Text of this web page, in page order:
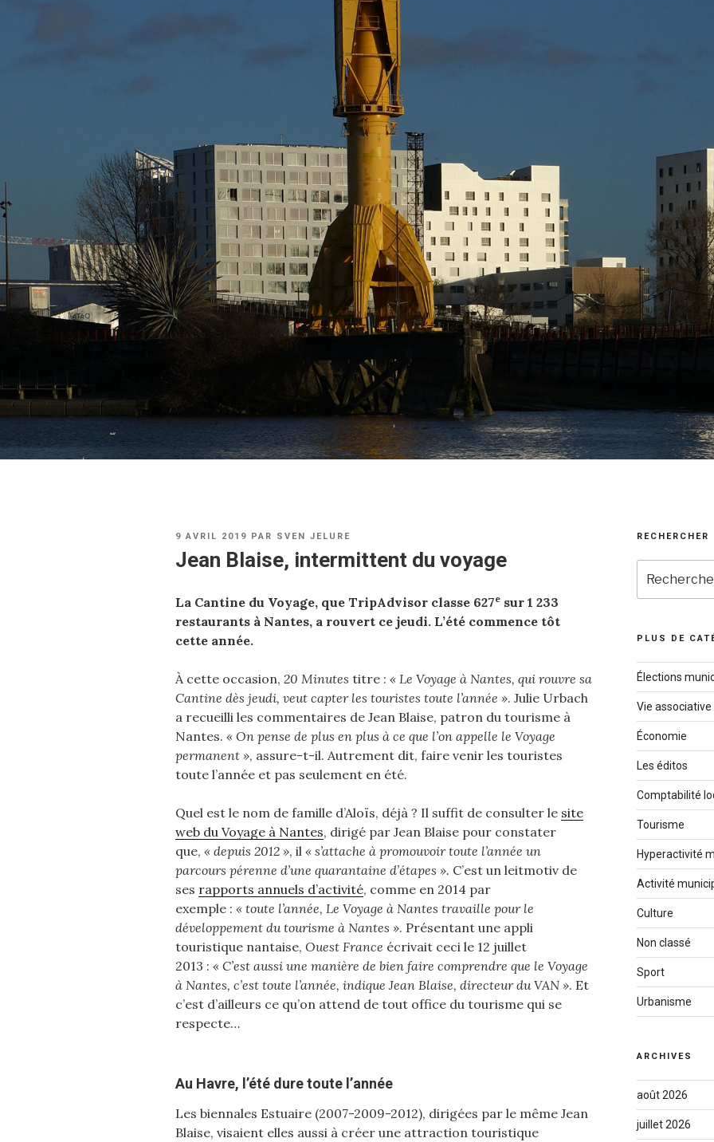
PUBLIÉ
9 AVRIL 2019 PAR SVEN JELURE
Jean Blaise, intermittent du voyage
La Cantine du Voyage, que TripAdvisor classe 627e sur 1 233
restaurants à Nantes, a rouvert ce jeudi. L’été commence tôt
cette année.
À cette occasion, 20 Minutes titre : « Le Voyage à Nantes, qui rouvre sa
Cantine dès jeudi, veut capter les touristes toute l’année ». Julie Urbach
a recueilli les commentaires de Jean Blaise, patron du tourisme à
Nantes. « On pense de plus en plus à ce que l’on appelle le Voyage
permanent », assure-t-il. Autrement dit, faire venir les touristes
toute l’année et pas seulement en été.
Quel est le nom de famille d’Aloïs, déjà ? Il suffit de consulter le site
web du Voyage à Nantes, dirigé par Jean Blaise pour constater
que, « depuis 2012 », il « s’attache à promouvoir toute l’année un
parcours pérenne d’une quarantaine d’étapes ». C’est un leitmotiv de
ses rapports annuels d’activité, comme en 2014 par
exemple : « toute l’année, Le Voyage à Nantes travaille pour le
développement du tourisme à Nantes ». Présentant une appli
touristique nantaise, Ouest France écrivait ceci le 12 juillet
2013 : « C’est aussi une manière de bien faire comprendre que le Voyage
à Nantes, c’est toute l’année, indique Jean Blaise, directeur du VAN ». Et
c’est d’ailleurs ce qu’on attend de tout office du tourisme qui se
respecte…
Au Havre, l’été dure toute l’année
Les biennales Estuaire (2007-2009-2012), dirigées par le même Jean
Blaise, visaient elles aussi à créer une attraction touristique
RECHERCHER
pour
PLUS DE
Élections
Vie associative
Économie
Les éditos
Comptabilité
Tourisme
Hyperactivité
Activité
Culture
Non classé
Sport
Urbanisme
ARCHIVES
août 2026
juillet 2026